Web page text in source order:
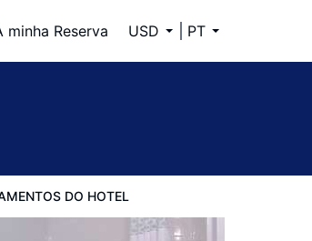
minha Reserva USD PT
DO HOTEL